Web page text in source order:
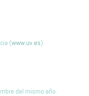
(www.uv.es).
del mismo año.